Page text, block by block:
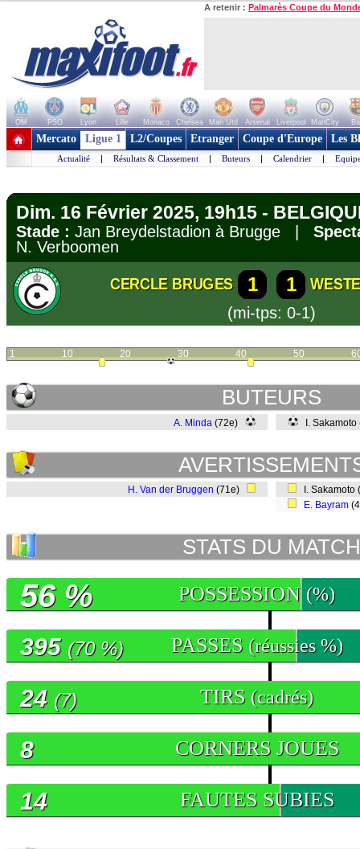
A retenir : Palmarès Coupe du
OM PSG Lyon Lille Monaco Chelsea Man Utd Arsenal Liverpool ManCity
+ de clubs
Mercato Ligue 1 L2/Coupes Etranger Coupe d'Europe Les
Actualité | Résultats & Classement | Buteurs | Calendrier |
Dim. 16 Février 2025, 19h15 -
Stade : Jan Breydelstadion à Brugge |
N. Verboomen
CERCLE BRUGES 1 1
(mi-tps: 0-1)
1 10 20 30 40 50
BUTEURS
A. Minda (72e) I.
H. Van der Bruggen (71e)
I.
E. Bayram
STATS DU MATCH
POSSESSION (%)
56 %
PASSES (réussies %)
395 (70 %)
TIRS (cadrés)
24 (7)
CORNERS JOUES
8
FAUTES SUBIES
14